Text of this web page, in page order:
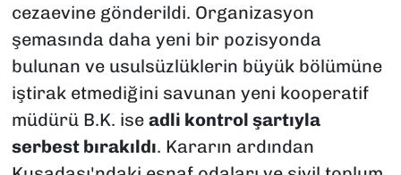
cezaevine gönderildi. Organizasyon
şemasında daha yeni bir pozisyonda
bulunan ve usulsüzlüklerin büyük bölümüne
iştirak etmediğini savunan yeni kooperatif
müdürü B.K. ise adli kontrol şartıyla
serbest bırakıldı. Kararın ardından